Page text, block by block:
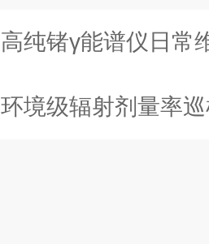
高纯锗γ能谱仪日常
环境级辐射剂量率巡检仪